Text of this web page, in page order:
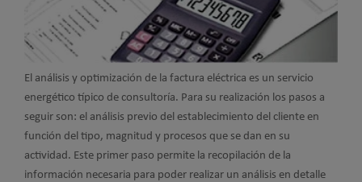
El análisis y optimización de la factura eléctrica es un servicio
energético típico de consultoría. Para su realización los pasos a
seguir son: el análisis previo del establecimiento del cliente en
función del tipo, magnitud y procesos que se dan en su
actividad. Este primer paso permite la recopilación de la
información necesaria para poder realizar un análisis en detalle